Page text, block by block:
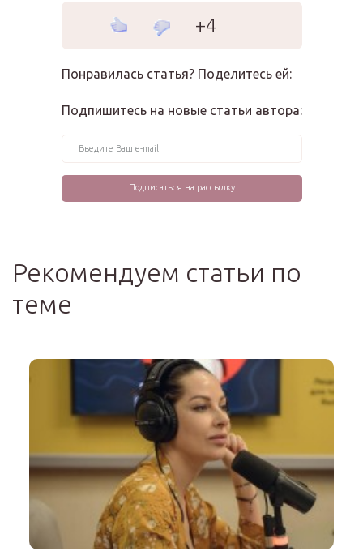
+4
Понравилась статья? Поделитесь ей:
Подпишитесь на новые статьи автора:
Рекомендуем статьи по
теме